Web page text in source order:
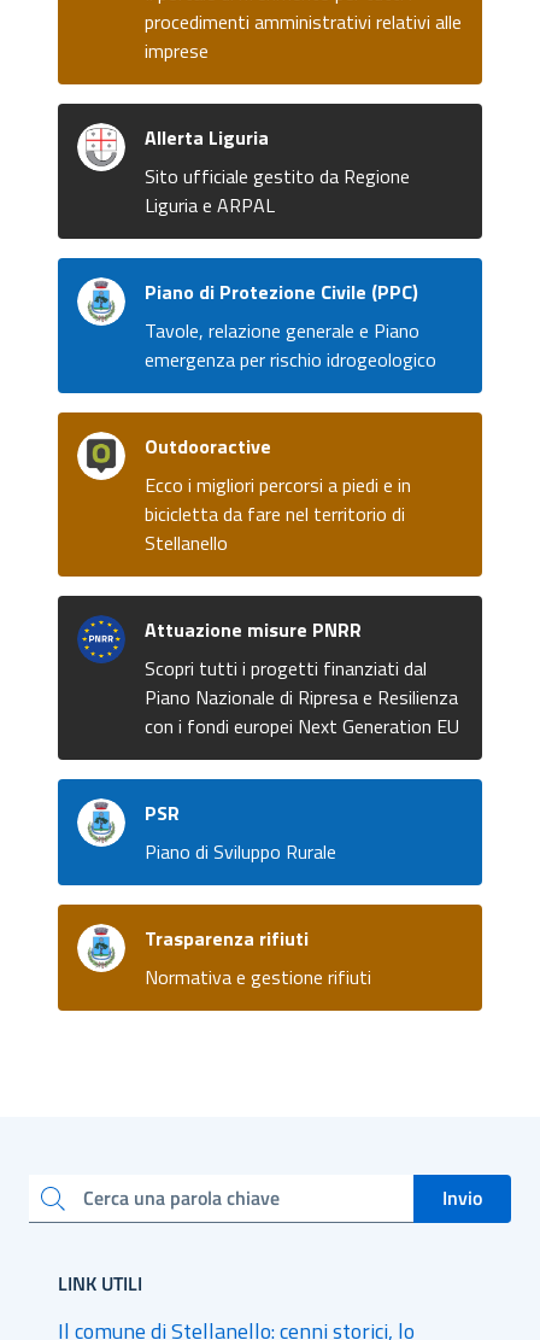
procedimenti amministrativi relativi alle
imprese
Allerta Liguria
Sito ufficiale gestito da Regione
Liguria e ARPAL
Piano di Protezione Civile (PPC)
Tavole, relazione generale e Piano
emergenza per rischio idrogeologico
Outdooractive
Ecco i migliori percorsi a piedi e in
bicicletta da fare nel territorio di
Stellanello
Attuazione misure PNRR
Scopri tutti i progetti finanziati dal
Piano Nazionale di Ripresa e Resilienza
con i fondi europei Next Generation EU
PSR
Piano di Sviluppo Rurale
Trasparenza rifiuti
Normativa e gestione rifiuti
Cerca una parola chiave Invio
LINK UTILI
Il comune di Stellanello: cenni storici, lo